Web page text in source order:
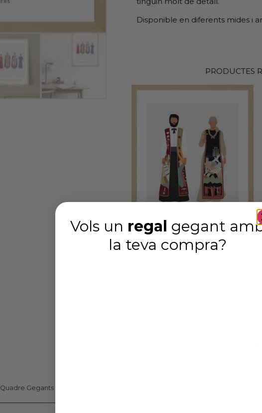
Disponible en diferents mides i
PRODUCTES
Quadre Gegants de Granollers
Vols un regal gegant
la teva compra?